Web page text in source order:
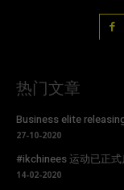
热门文章
Business elite
27-10-2020
#ikchinees 运动已正
14-02-2020